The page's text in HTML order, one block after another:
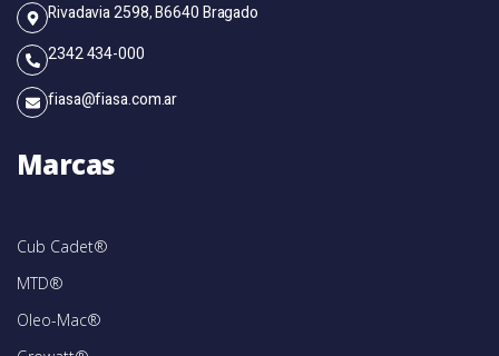
Rivadavia 2598, B6640 Bragado
2342 434-000
fiasa@fiasa.com.ar
Marcas
Cub Cadet®
MTD®
Oleo-Mac®